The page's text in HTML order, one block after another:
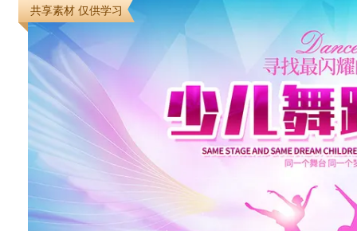
共享素材 仅供学习